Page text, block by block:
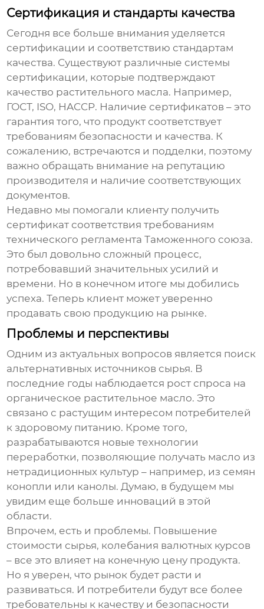
Сертификация и стандарты качества
Сегодня все больше внимания уделяется
сертификации и соответствию стандартам
качества. Существуют различные системы
сертификации, которые подтверждают
качество растительного масла. Например,
ГОСТ, ISO, HACCP. Наличие сертификатов – это
гарантия того, что продукт соответствует
требованиям безопасности и качества. К
сожалению, встречаются и подделки, поэтому
важно обращать внимание на репутацию
производителя и наличие соответствующих
документов.
Недавно мы помогали клиенту получить
сертификат соответствия требованиям
технического регламента Таможенного союза.
Это был довольно сложный процесс,
потребовавший значительных усилий и
времени. Но в конечном итоге мы добились
успеха. Теперь клиент может уверенно
продавать свою продукцию на рынке.
Проблемы и перспективы
Одним из актуальных вопросов является поиск
альтернативных источников сырья. В
последние годы наблюдается рост спроса на
органическое растительное масло. Это
связано с растущим интересом потребителей
к здоровому питанию. Кроме того,
разрабатываются новые технологии
переработки, позволяющие получать масло из
нетрадиционных культур – например, из семян
конопли или канолы. Думаю, в будущем мы
увидим еще больше инноваций в этой
области.
Впрочем, есть и проблемы. Повышение
стоимости сырья, колебания валютных курсов
– все это влияет на конечную цену продукта.
Но я уверен, что рынок будет расти и
развиваться. И потребители будут все более
требовательны к качеству и безопасности